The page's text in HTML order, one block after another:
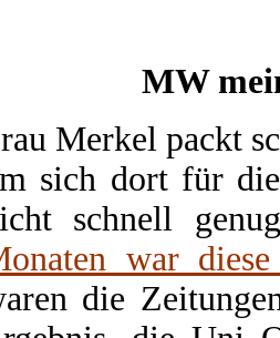
MW
Merkel packt
sich dort für die
schnell
war
die